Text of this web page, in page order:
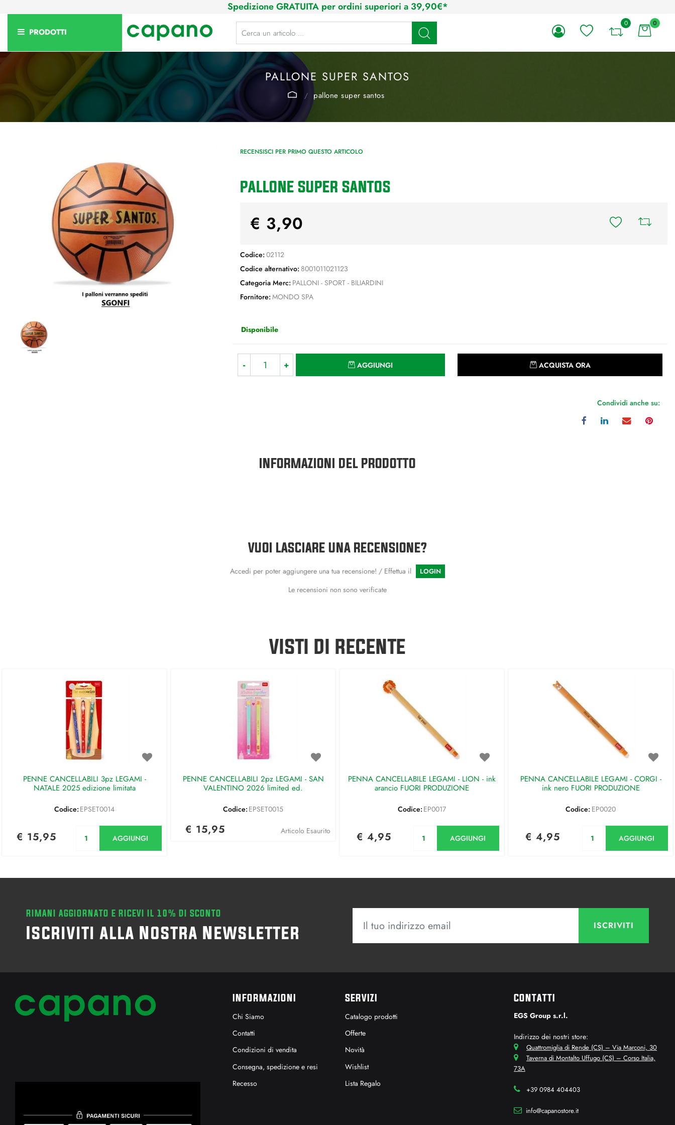
Spedizione GRATUITA per ordini superiori a 39,90€*
PRODOTTI
La modifica di un filtro aggiorna automaticamente gli altri filtri disponibili. 0 0
PALLONE SUPER SANTOS
pallone super santos
RECENSISCI PER PRIMO QUESTO ARTICOLO
PALLONE SUPER SANTOS
€ 3,90
Codice: 02112
Codice alternativo: 8001011021123
Categoria Merc: PALLONI - SPORT - BILIARDINI
Fornitore: MONDO SPA
Disponibile
AGGIUNGI ACQUISTA ORA
Condividi anche su:
INFORMAZIONI DEL PRODOTTO
VUOI LASCIARE UNA RECENSIONE?
Accedi per poter aggiungere una tua recensione! / Effettua il LOGIN
Le recensioni non sono verificate
VISTI DI RECENTE
PENNE CANCELLABILI 3pz LEGAMI -
NATALE 2025 edizione limitata
Codice: EPSET0014
€ 15,95 AGGIUNGI
PENNE CANCELLABILI 2pz LEGAMI - SAN
VALENTINO 2026 limited ed.
Codice: EPSET0015
€ 15,95 Articolo Esaurito
PENNA CANCELLABILE LEGAMI - LION - ink
arancio FUORI PRODUZIONE
Codice: EP0017
€ 4,95 AGGIUNGI
PENNA CANCELLABILE LEGAMI - CORGI -
ink nero FUORI PRODUZIONE
Codice: EP0020
€ 4,95 AGGIUNGI
RIMANI AGGIORNATO E RICEVI IL 10% DI SCONTO
Iscriviti alla Nostra Newsletter
INFORMAZIONI
Chi Siamo
Contatti
Condizioni di vendita
Consegna, spedizione e resi
Recesso
SERVIZI
Catalogo prodotti
Offerte
Novità
Wishlist
Lista Regalo
CONTATTI
EGS Group s.r.l.
Indirizzo dei nostri store:
Quattromiglia di Rende (CS) – Via Marconi, 30
Taverna di Montalto Uffugo (CS) – Corso Italia,
73A
+39 0984 404403
info@capanostore.it